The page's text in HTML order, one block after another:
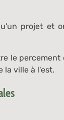
projet et
le
la ville à l'est.